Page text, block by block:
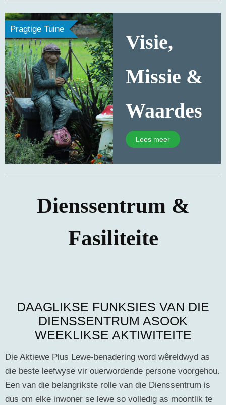
Pragtige Tuine
Visie,
Missie &
Waardes
Lees meer
Dienssentrum &
Fasiliteite
DAAGLIKSE FUNKSIES VAN DIE
DIENSSENTRUM ASOOK
WEEKLIKSE AKTIWITEITE
Die Aktiewe Plus Lewe-benadering word wêreldwyd as
die beste leefwyse vir ouerwordende persone voorgehou.
Een van die belangrikste rolle van die Dienssentrum is
dus om elke inwoner se lewe so volledig as moontlik te